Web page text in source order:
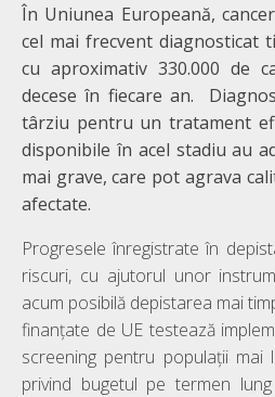
În Uniunea Europeană,
cel mai frecvent diagnosticat
cu aproximativ 330.000 de
decese în fiecare an.
târziu pentru un tratament
disponibile în acel stadiu au
mai grave, care pot agrava
afectate.
Progresele înregistrate în
riscuri, cu ajutorul unor
acum posibilă depistarea mai
finanțate de UE testează
screening pentru populații mai
privind bugetul pe termen